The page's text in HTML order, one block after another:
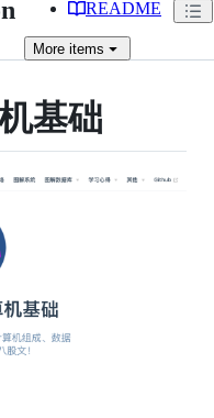
README
More items
基础